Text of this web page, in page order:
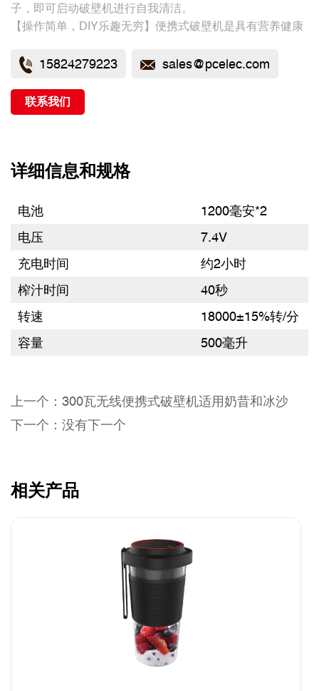
子，即可启动破壁机进行自我清洁。
【操作简单，DIY乐趣无穷】便携式破壁机是具有营养健康
泥到婴儿食品、维他麦、冰沙附件等任何食物。
15824279223 sales@pcelec.com
联系我们
详细信息和规格
电池
1200毫安*2
电压
7.4V
充电时间
约2小时
榨汁时间
40秒
转速
18000±15%转/分
容量
500毫升
上一个：300瓦无线便携式破壁机适用奶昔和冰沙
下一个：没有下一个
相关产品